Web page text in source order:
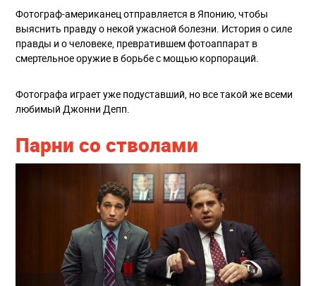
Фотограф-американец отправляется в Японию, чтобы
выяснить правду о некой ужасной болезни. История о силе
правды и о человеке, превратившем фотоаппарат в
смертельное оружие в борьбе с мощью корпораций.
Фотографа играет уже подуставший, но все такой же всеми
любимый Джонни Депп.
Парни со стволами